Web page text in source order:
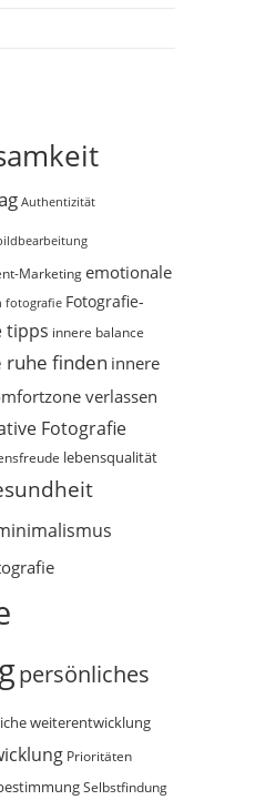
Authentizität
Marketingemotionale
fotografie Fotografie-
tipps innere balance
ruhe finden innere
verlassen
Fotografie
lebensqualität
persönliches
weiterentwicklung
Prioritäten
Selbstfindung